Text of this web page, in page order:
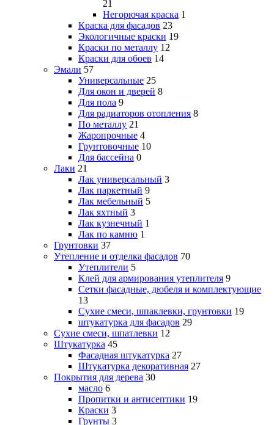
21
Негорючая краска 1
Краска для фасадов 23
Экологичные краски 19
Краски по металлу 12
Краски для обоев 14
Эмали 57
Универсальные 25
Для окон и дверей 8
Для пола 9
Для радиаторов отопления 8
По металлу 21
Жаропрочные 4
Грунтовочные 10
Для бассейна 0
Лаки 21
Лак универсальный 3
Лак паркетный 9
Лак мебельный 5
Лак яхтный 3
Лак кузнечный 1
Лак по камню 1
Грунтовки 37
Утепление и отделка фасадов 70
Утеплители 5
Клей для армирования утеплителя 9
Сетки фасадные, дюбеля и комплектующие
13
Сухие смеси, шпаклевки, грунтовки 19
штукатурка для фасадов 29
Сухие смеси, шпатлевки 12
Штукатурка 45
Фасадная штукатурка 27
Штукатурка декоративная 27
Покрытия для дерева 30
масло 6
Пропитки и антисептики 19
Краски 3
Грунты 3